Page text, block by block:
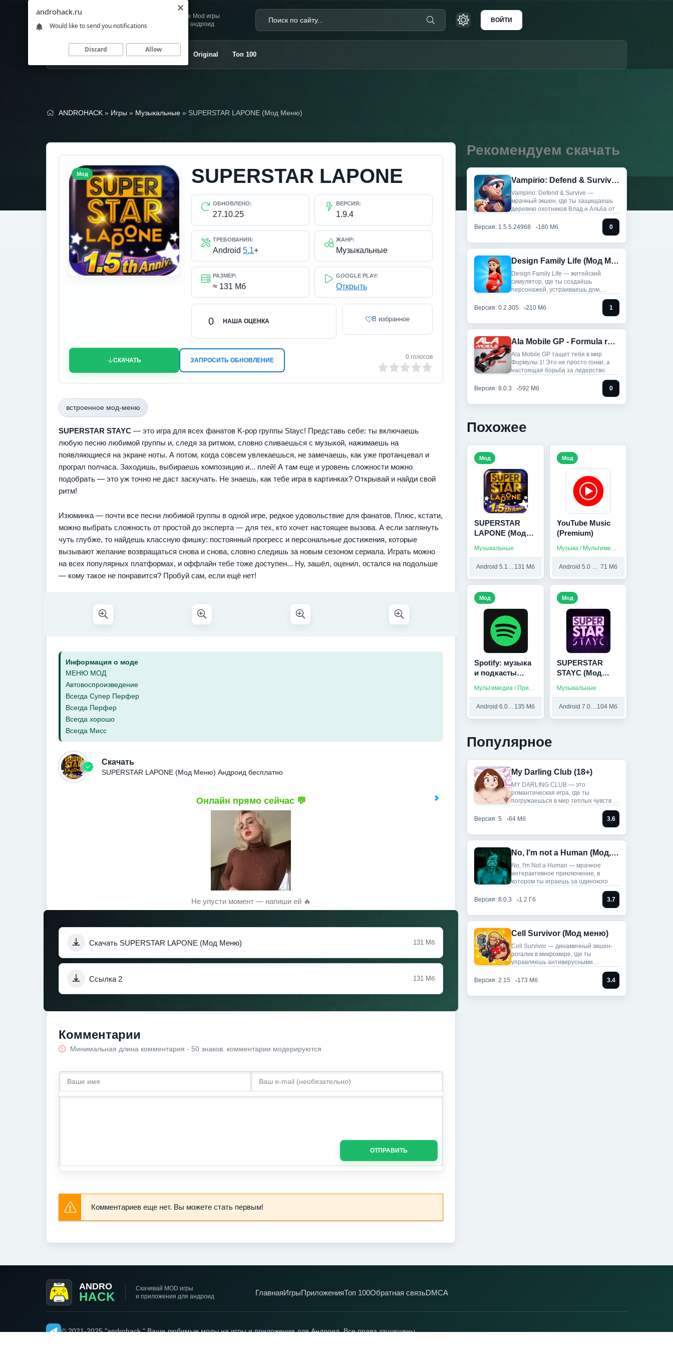
Andro
HACK
Скачивай любимые Mod игры
и приложения для андроид
ВОЙТИ
Главная Игры Приложения Original Топ 100
ANDROHACK » Игры » Музыкальные » SUPERSTAR LAPONE (Мод Меню)
SUPERSTAR LAPONE
ОБНОВЛЕНО:
27.10.25
ВЕРСИЯ:
1.9.4
ТРЕБОВАНИЯ:
Android 5.1+
ЖАНР:
Музыкальные
РАЗМЕР:
≈ 131 Мб
GOOGLE PLAY:
Открыть
НАША ОЦЕНКА
0 В избранное
СКАЧАТЬ ЗАПРОСИТЬ ОБНОВЛЕНИЕ 0 голосов
Мод
встроенное мод-меню
SUPERSTAR STAYC — это игра для всех фанатов K-pop группы Stayc! Представь себе: ты включаешь
любую песню любимой группы и, следя за ритмом, словно сливаешься с музыкой, нажимаешь на
появляющиеся на экране ноты. А потом, когда совсем увлекаешься, не замечаешь, как уже протанцевал и
програл полчаса. Заходишь, выбираешь композицию и... плей! А там еще и уровень сложности можно
подобрать — это уж точно не даст заскучать. Не знаешь, как тебе игра в картинках? Открывай и найди свой
ритм!
Изюминка — почти все песни любимой группы в одной игре, редкое удовольствие для фанатов. Плюс, кстати,
можно выбрать сложность от простой до эксперта — для тех, кто хочет настоящее вызова. А если заглянуть
чуть глубже, то найдешь классную фишку: постоянный прогресс и персональные достижения, которые
вызывают желание возвращаться снова и снова, словно следишь за новым сезоном сериала. Играть можно
на всех популярных платформах, и оффлайн тебе тоже доступен... Ну, зашёл, оценил, остался на подольше
— кому такое не понравится? Пробуй сам, если ещё нет!
Информация о моде
МЕНЮ МОД
Автовоспроизведение
Всегда Супер Перфер
Всегда Перфер
Всегда хорошо
Всегда Мисс
Скачать
SUPERSTAR LAPONE (Мод Меню) Андроид бесплатно
Онлайн прямо сейчас 💬
Не упусти момент — напиши ей 🔥
Скачать SUPERSTAR LAPONE (Мод Меню) 131 Мб
Ссылка 2 131 Мб
Комментарии
Минимальная длина комментария - 50 знаков. комментарии модерируются
ОТПРАВИТЬ
Комментариев еще нет. Вы можете стать первым!
Рекомендуем скачать
Vampirio: Defend & Survive (Мод Меню)
Vampirio: Defend & Survive —
мрачный экшен, где ты защищаешь
деревню охотников Влад и Альба от
Версия: 1.5.5.24968 180 Мб 0
Design Family Life (Мод Меню)
Design Family Life — житейский
симулятор, где ты создаёшь
персонажей, устраиваешь дом,
Версия: 0.2.305
210 Мб 1
Ala Mobile GP - Formula racing (Мод, Unlocked)
Ala Mobile GP тащит тебя в мир
Формулы 1! Это не просто гонки, а
настоящая борьба за лидерство:
Версия: 8.0.3 592 Мб 0
Похожее
SUPERSTAR
LAPONE (Мод
Музыкальные
Android 5.1 и выше 131 Мб
Мод
YouTube Music
(Premium)
Музыка / Мультимедиа / Приложения на русском
Android 5.0 и выше 71 Мб
Мод
Spotify: музыка
и подкасты
разблокировано)
Мультимедиа / Приложения на русском / Музыка
Android 6.0 и выше 135 Мб
Мод
SUPERSTAR
STAYC (Мод
Музыкальные
Android 7.0 и выше 104 Мб
Мод
Популярное
My Darling Club (18+)
MY DARLING CLUB — это
романтическая игра, где ты
погружаешься в мир теплых чувств и
Версия: 5
64 Мб 3.6
No, I'm not a Human (Мод, Unlocked)
No, I'm Not a Human — мрачное
интерактивное приключение, в
котором ты играешь за одинокого
Версия: 8.0.3 1.2 Гб 3.7
Cell Survivor (Мод меню)
Cell Survivor — динамичный экшен-
рогалик в микромире, где ты
управляешь антивирусными
Версия: 2.15
173 Мб 3.4
ANDRO
HACK
Скачивай MOD игры
и приложения для андроид
ГлавнаяИгрыПриложенияТоп 100Обратная связьDMCA
© 2021-2025 "androhack " Ваши любимые моды на игры и приложения для Андроид. Все права защищены.
androhack.ru
Would like to send you notifications
Discard Allow